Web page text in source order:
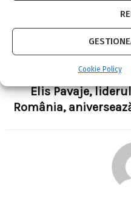
Cookie Policy
Cum scapati de
Elis Pavaje,
România,